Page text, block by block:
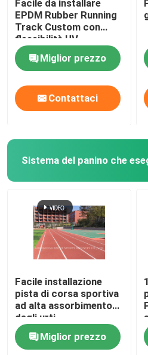
Stuoia di gomma della
pista di corsa ibrida
Sport argilla rossa
Facile da installare
EPDM Rubber Running
Track Custom con
flessibilità UV
Miglior prezzo
Contattaci
Sistema del panino che
Facile installazione
pista di corsa sportiva
ad alta assorbimento
degli urti
Miglior prezzo